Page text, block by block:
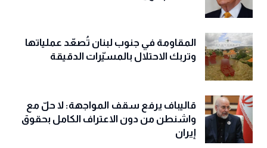
المقاومة في جنوب لبنان تُصعّد عملياتها
وتربك الاحتلال بالمسيّرات الدقيقة
قاليباف يرفع سقف المواجهة: لا حلّ مع
واشنطن من دون الاعتراف الكامل بحقوق
إيران